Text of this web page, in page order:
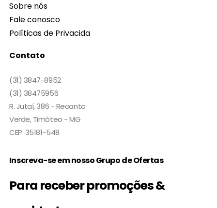
Sobre nós
Fale conosco
Políticas de Privacida
Contato
(31) 3847-8952
(31) 38475956
R. Jutaí, 386 - Recanto
Verde, Timóteo - MG
CEP: 35181-548
Inscreva-se em nosso Grupo de Ofertas
Para receber promoções &